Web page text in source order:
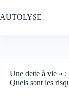
au
contenu
AUTOLYSE
Une dette à vie »
Quels sont les